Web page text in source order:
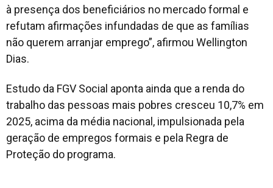
à presença dos beneficiários no mercado formal e
refutam afirmações infundadas de que as famílias
não querem arranjar emprego”, afirmou Wellington
Dias.
Estudo da FGV Social aponta ainda que a renda do
trabalho das pessoas mais pobres cresceu 10,7% em
2025, acima da média nacional, impulsionada pela
geração de empregos formais e pela Regra de
Proteção do programa.